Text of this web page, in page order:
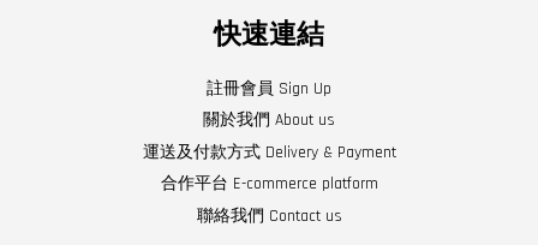
快速連結
註冊會員 Sign Up
關於我們 About us
運送及付款方式 Delivery & Payment
合作平台 E-commerce platform
聯絡我們 Contact us